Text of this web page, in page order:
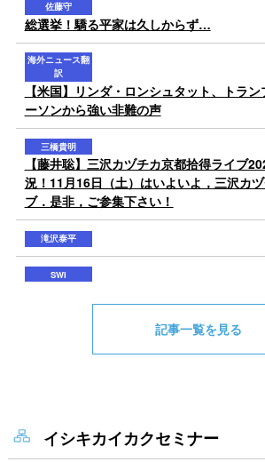
記事一覧を見る
イシキカイカクセミナー